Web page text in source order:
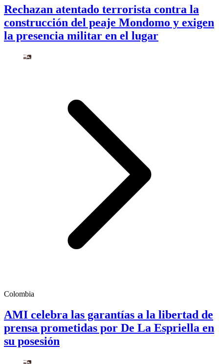
Rechazan atentado terrorista contra la
construcción del peaje Mondomo y exigen
la presencia militar en el lugar
Colombia
AMI celebra las garantías a la libertad de
prensa prometidas por De La Espriella en
su posesión